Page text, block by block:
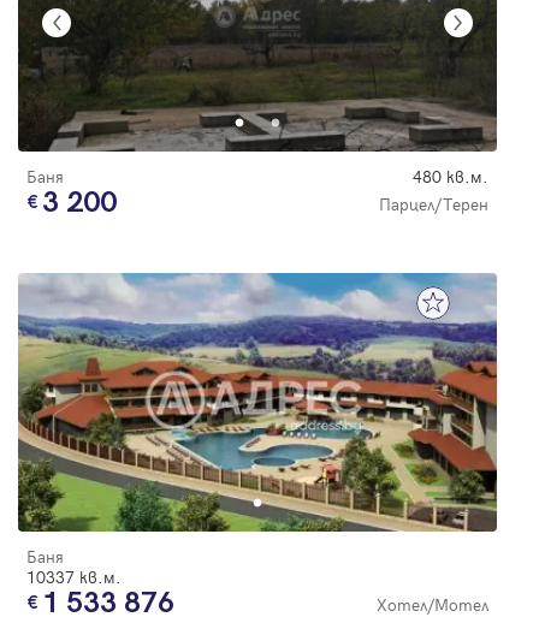
Баня 480 кв.м.
3 200 Парцел/Терен
Баня
10337 кв.м.
1 533 876 Хотел/Мотел